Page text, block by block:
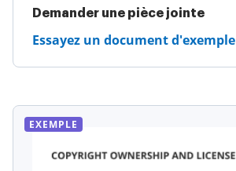
Demander une pièce jointe
Essayez un document d'exemple
EXEMPLE